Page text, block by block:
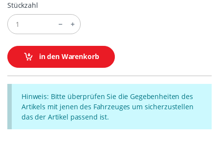
Stückzahl
in den Warenkorb
Hinweis: Bitte überprüfen Sie die Gegebenheiten des
Artikels mit jenen des Fahrzeuges um sicherzustellen
das der Artikel passend ist.